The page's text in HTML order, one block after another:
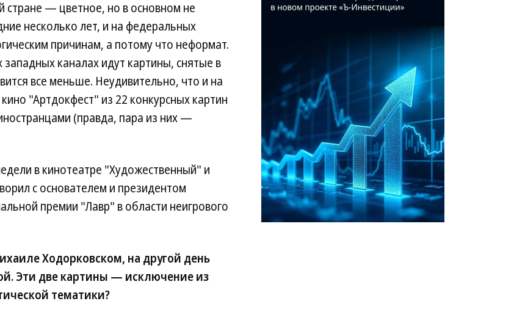
стране — цветное, но в основном не
несколько лет, и на федеральных
причинам, а потому что неформат.
каналах идут картины, снятые в
все меньше. Неудивительно, что и на
"Артдокфест" из 22 конкурсных картин
(правда, пара из них —
в кинотеатре "Художественный" и
с основателем и президентом
премии "Лавр" в области неигрового
Ходорковском, на другой день
Эти две картины — исключение из
тематики?